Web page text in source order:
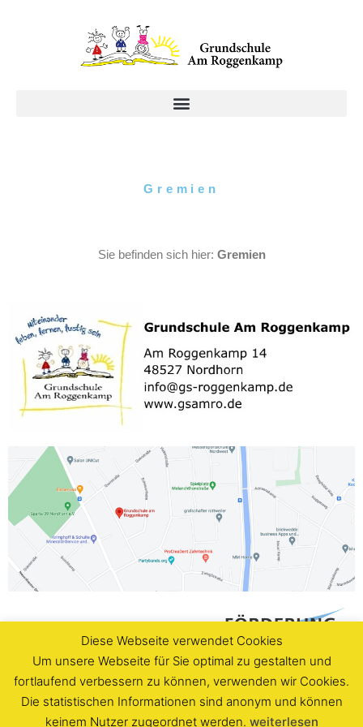
Gremien
Sie befinden sich hier: Gremien
Diese Webseite verwendet Cookies
Um unsere Webseite für Sie optimal zu gestalten und
fortlaufend verbessern zu können, verwenden wir Cookies.
Die statistischen Informationen sind anonym und können
keinem Nutzer zugeordnet werden. weiterlesen